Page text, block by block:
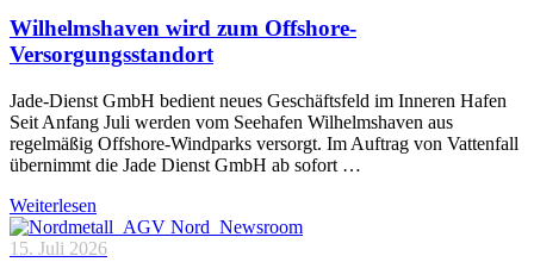
Wilhelmshaven wird zum Offshore-
Versorgungsstandort
Jade-Dienst GmbH bedient neues Geschäftsfeld im Inneren Hafen
Seit Anfang Juli werden vom Seehafen Wilhelmshaven aus
regelmäßig Offshore-Windparks versorgt. Im Auftrag von Vattenfall
übernimmt die Jade Dienst GmbH ab sofort …
Weiterlesen
15. Juli 2026